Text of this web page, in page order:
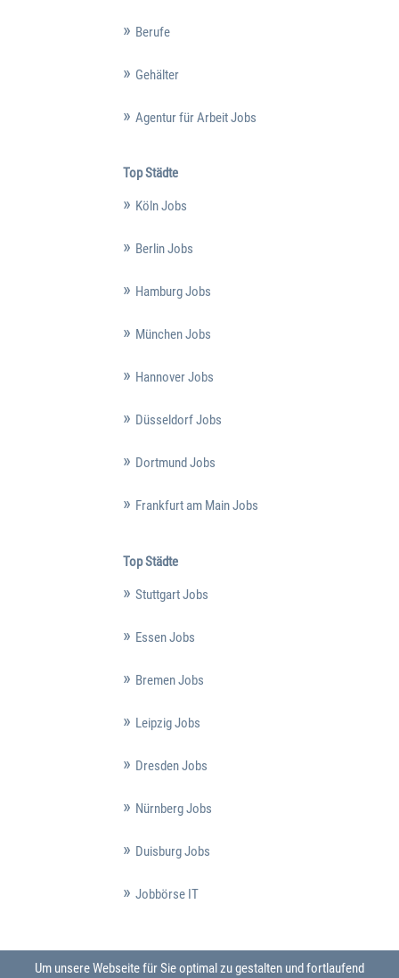
Berufe
Gehälter
Agentur für Arbeit Jobs
Top Städte
Köln Jobs
Berlin Jobs
Hamburg Jobs
München Jobs
Hannover Jobs
Düsseldorf Jobs
Dortmund Jobs
Frankfurt am Main Jobs
Top Städte
Stuttgart Jobs
Essen Jobs
Bremen Jobs
Leipzig Jobs
Dresden Jobs
Nürnberg Jobs
Duisburg Jobs
Jobbörse IT
Um unsere Webseite für Sie optimal zu gestalten und fortlaufend